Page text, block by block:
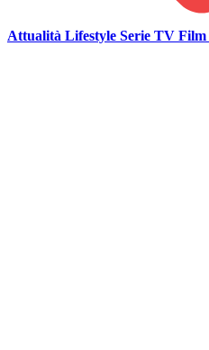
Attualità Lifestyle Serie TV Film